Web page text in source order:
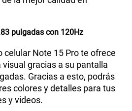
pulgadas con 120Hz
celular Note 15 Pro te ofrece
gracias a su pantalla
Gracias a esto, podrás
colores y detalles para tus
y videos.